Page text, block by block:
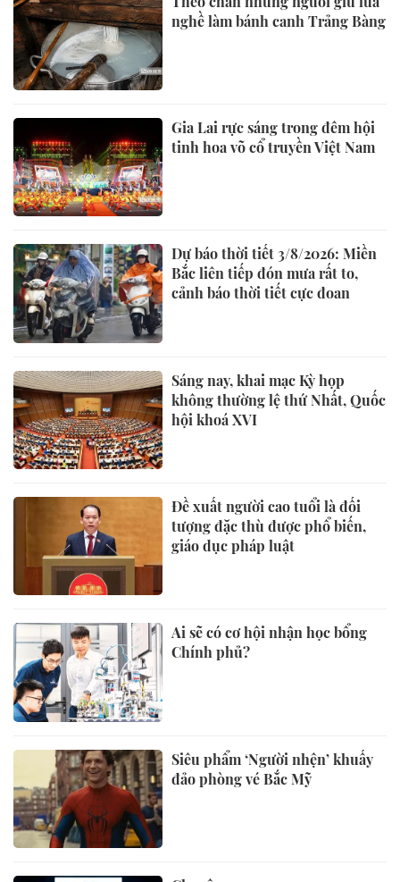
nghề làm bánh canh Trảng Bàng
Gia Lai rực sáng trong đêm hội
tinh hoa võ cổ truyền Việt Nam
Dự báo thời tiết 3/8/2026: Miền
Bắc liên tiếp đón mưa rất to,
cảnh báo thời tiết cực đoan
Sáng nay, khai mạc Kỳ họp
không thường lệ thứ Nhất, Quốc
hội khoá XVI
Đề xuất người cao tuổi là đối
tượng đặc thù được phổ biến,
giáo dục pháp luật
Ai sẽ có cơ hội nhận học bổng
Chính phủ?
Siêu phẩm ‘Người nhện’ khuấy
đảo phòng vé Bắc Mỹ